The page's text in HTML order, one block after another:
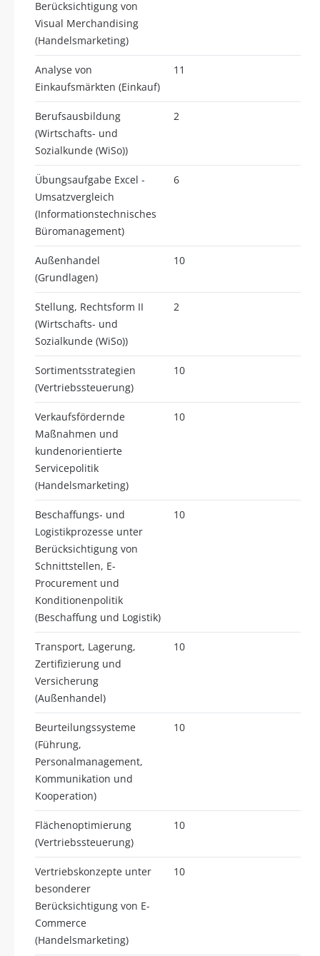
Berücksichtigung von
Visual Merchandising
(Handelsmarketing)
Analyse von
Einkaufsmärkten (Einkauf)
11
Berufsausbildung
(Wirtschafts- und
Sozialkunde (WiSo))
2
Übungsaufgabe Excel -
Umsatzvergleich
(Informationstechnisches
Büromanagement)
6
Außenhandel
(Grundlagen)
10
Stellung, Rechtsform II
(Wirtschafts- und
Sozialkunde (WiSo))
2
Sortimentsstrategien
(Vertriebssteuerung)
10
Verkaufsfördernde
Maßnahmen und
kundenorientierte
Servicepolitik
(Handelsmarketing)
10
Beschaffungs- und
Logistikprozesse unter
Berücksichtigung von
Schnittstellen, E-
Procurement und
Konditionenpolitik
(Beschaffung und Logistik)
10
Transport, Lagerung,
Zertifizierung und
Versicherung
(Außenhandel)
10
Beurteilungssysteme
(Führung,
Personalmanagement,
Kommunikation und
Kooperation)
10
Flächenoptimierung
(Vertriebssteuerung)
10
Vertriebskonzepte unter
besonderer
Berücksichtigung von E-
Commerce
(Handelsmarketing)
10